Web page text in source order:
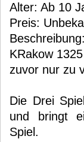
Alter: Ab 10
Preis:
Beschreibung:
KRakow
zuvor nur zu
Die Drei
und bringt
Spiel.